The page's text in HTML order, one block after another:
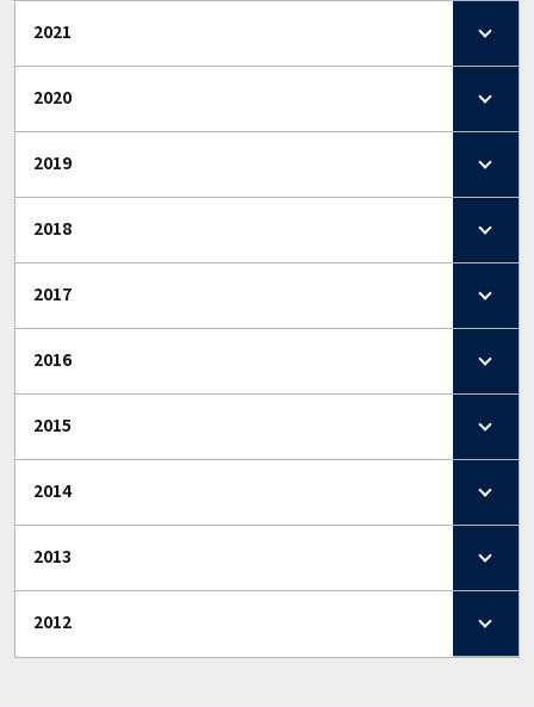
2021
2020
2019
2018
2017
2016
2015
2014
2013
2012